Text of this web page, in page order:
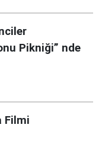
Pikniği” nde
Filmi